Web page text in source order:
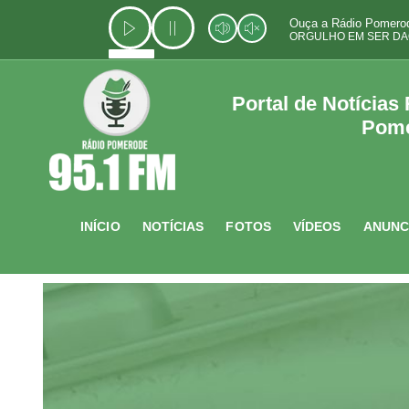
o
Ouça a Rádio
ORGULHO EM SER
Portal de Notícias
INÍCIO NOTÍCIAS FOTOS VÍDEOS